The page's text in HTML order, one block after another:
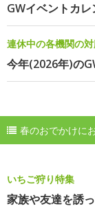
GWイベントカ
連休中の各機関の
今年(2026年)の
春のおでかけに
いちご狩り特集
家族や友達を誘